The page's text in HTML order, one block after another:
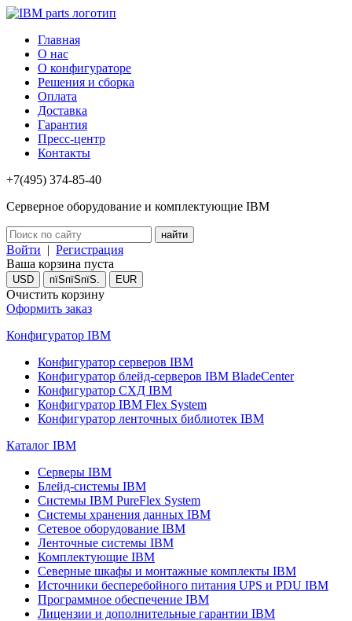
Главная
О нас
О конфигураторе
Решения и сборка
Оплата
Доставка
Гарантия
Пресс-центр
Контакты
+7(495) 374-85-40
Серверное оборудование и комплектующие IBM
Войти | Регистрация
Ваша корзина пуста
USD пїЅпїЅпїЅ. EUR
Очистить корзину
Оформить заказ
Конфигуратор IBM
Конфигуратор серверов IBM
Конфигуратор блейд-серверов IBM BladeCenter
Конфигуратор СХД IBM
Конфигуратор IBM Flex System
Конфигуратор ленточных библиотек IBM
Каталог IBM
Серверы IBM
Блейд-системы IBM
Системы IBM PureFlex System
Системы хранения данных IBM
Сетевое оборудование IBM
Ленточные системы IBM
Комплектующие IBM
Северные шкафы и монтажные комплекты IBM
Источники бесперебойного питания UPS и PDU IBM
Программное обеспечение IBM
Лицензии и дополнительные гарантии IBM